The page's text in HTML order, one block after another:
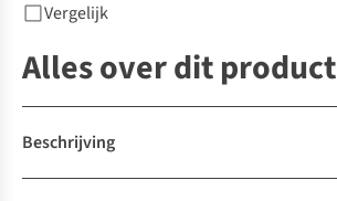
Vergelijk
Alles over dit product
Beschrijving